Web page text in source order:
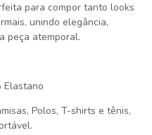
para compor tanto looks
unindo elegância,
peça atemporal.
Elastano
Polos, T-shirts e tênis,